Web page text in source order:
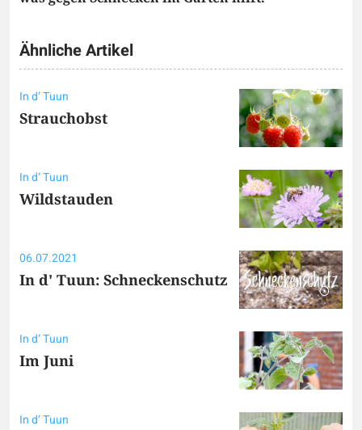
Ähnliche Artikel
In d‘ Tuun
Strauchobst
In d‘ Tuun
Wildstauden
06.07.2021
In d' Tuun: Schneckenschutz
In d‘ Tuun
Im Juni
In d‘ Tuun